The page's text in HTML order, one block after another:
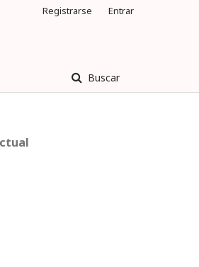
Buscar
Registrarse Entrar